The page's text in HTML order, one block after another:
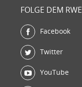
FOLGE DEM RWE
Facebook
Twitter
YouTube